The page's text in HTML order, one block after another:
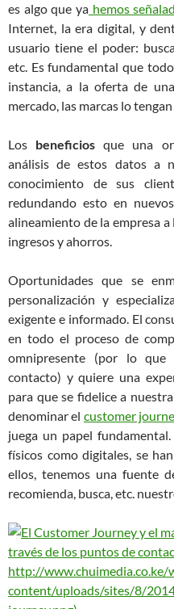
es algo que yahemos
Internet, la era digital, y
usuario tiene el poder:
etc. Es fundamental que
instancia, a la oferta de
mercado, las marcas lo
Los beneficios que una
análisis de estos datos a
conocimiento de sus
redundando esto en
alineamiento de la empresa
ingresos y ahorros.
Oportunidades que se
personalización y
exigente e informado. El
en todo el proceso de
omnipresente (por lo
contacto) y quiere una
para que se fidelice a
denominar el customer
juega un papel
físicos como digitales, se
ellos, tenemos una fuente
recomienda, busca, etc.